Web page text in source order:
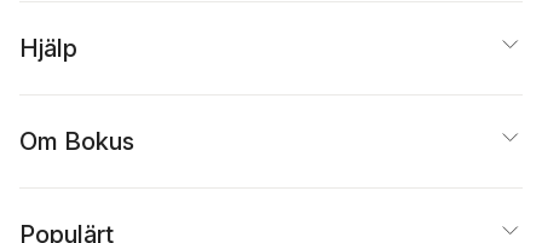
Hjälp
Om Bokus
Populärt